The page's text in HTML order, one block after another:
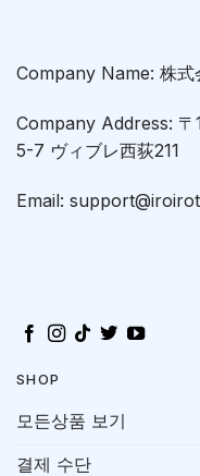
Company Name: 株式
Company Address:
5-7 ヴィブレ西荻211
Email:
SHOP
모든상품 보기
결제 수단